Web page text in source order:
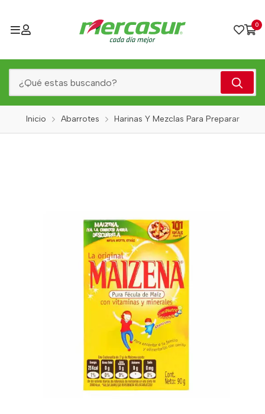
0
Inicio Abarrotes Harinas Y Mezclas Para Preparar